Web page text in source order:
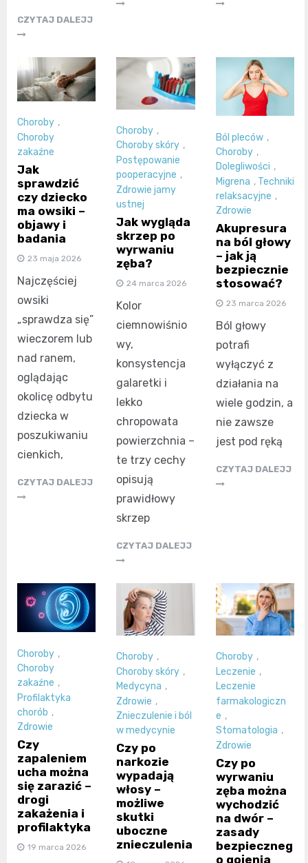
CZYTAJ DALEJJ
Choroby ,
Choroby
zakaźne
Jak
sprawdzić
czy dziecko
ma owsiki –
objawy i
badania
23 maja 2026
Najczęściej
owsiki
„sprawdza się”
wieczorem lub
nad ranem,
oglądając
okolicę odbytu
dziecka w
poszukiwaniu
cienkich,
CZYTAJ DALEJJ
Choroby ,
Choroby skóry ,
Postępowanie
pooperacyjne ,
Zdrowie jamy
ustnej
Jak wygląda
skrzep po
wyrwaniu
zęba?
24 marca 2026
Kolor
ciemnowiśnio
wy,
konsystencja
galaretki i
lekko
chropowata
powierzchnia –
te trzy cechy
opisują
prawidłowy
skrzep
CZYTAJ DALEJJ
Ból pleców ,
Choroby ,
Dolegliwości ,
Migrena , Techniki
relaksacyjne ,
Zdrowie
Akupresura
na ból głowy
– jak ją
bezpiecznie
stosować?
23 marca 2026
Ból głowy
potrafi
wyłączyć z
działania na
wiele godzin, a
nie zawsze
jest pod ręką
CZYTAJ DALEJJ
Choroby ,
Choroby
zakaźne ,
Profilaktyka
chorób ,
Zdrowie
Czy
zapaleniem
ucha można
się zarazić –
drogi
zakażenia i
profilaktyka
19 marca 2026
Choroby ,
Choroby skóry ,
Medycyna ,
Zdrowie ,
Znieczulenie i ból
w medycynie
Czy po
narkozie
wypadają
włosy –
możliwe
skutki
uboczne
znieczulenia
Choroby ,
Leczenie ,
Leczenie
farmakologiczn
e ,
Stomatologia ,
Zdrowie
Czy po
wyrwaniu
zęba można
wychodzić
na dwór –
zasady
bezpieczneg
o gojenia